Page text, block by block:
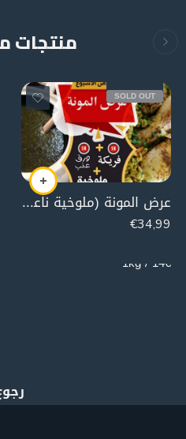
منتجات
SOLD OUT
عرض المونة (ملوخية ناعمة500 غ ، ورق عنب1000 غ ، 1000 غ فريكة)
€34,99
14€ / 1kg